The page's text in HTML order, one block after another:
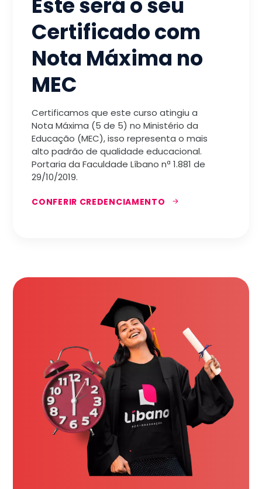
Certificado com
Nota Máxima no
MEC
Certificamos que este curso atingiu a
Nota Máxima (5 de 5) no Ministério da
Educação (MEC), isso representa o mais
alto padrão de qualidade educacional.
Portaria da Faculdade Líbano nª 1.881 de
29/10/2019.
CONFERIR CREDENCIAMENTO